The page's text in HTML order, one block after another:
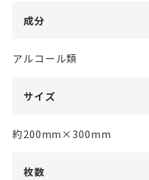
成分
アルコール類
サイズ
約200mm×300mm
枚数